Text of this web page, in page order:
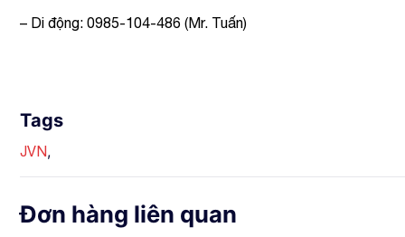
– Di động: 0985-104-486 (Mr. Tuấn)
Tags
JVN,
Đơn hàng liên quan